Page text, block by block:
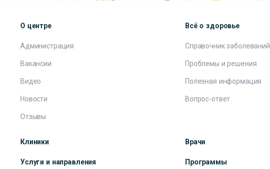
О центре
Администрация
Вакансии
Видео
Новости
Отзывы
Всё о здоровье
Справочник заболеваний
Проблемы и решения
Полезная информация
Вопрос-ответ
Клиники Врачи
Услуги и направления Программы